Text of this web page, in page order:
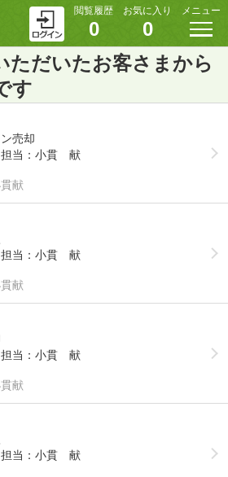
閲覧履歴
0
お気に入り
0
メニュー
ただいたお客さまから
す
売却
小貫 献
献
小貫 献
献
小貫 献
献
小貫 献